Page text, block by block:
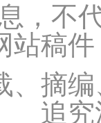
，不
站稿
、摘
追